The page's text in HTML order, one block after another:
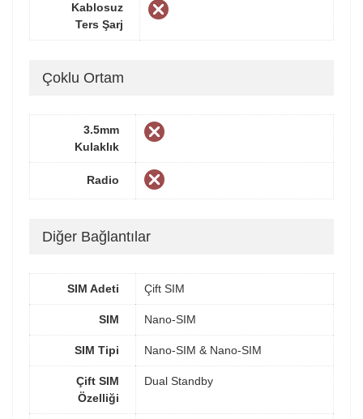
Kablosuz
Ters Şarj
Çoklu Ortam
3.5mm
Kulaklık
Radio
Diğer Bağlantılar
SIM Adeti Çift SIM
SIM Nano-SIM
SIM Tipi Nano-SIM & Nano-SIM
Çift SIM
Özelliği
Dual Standby